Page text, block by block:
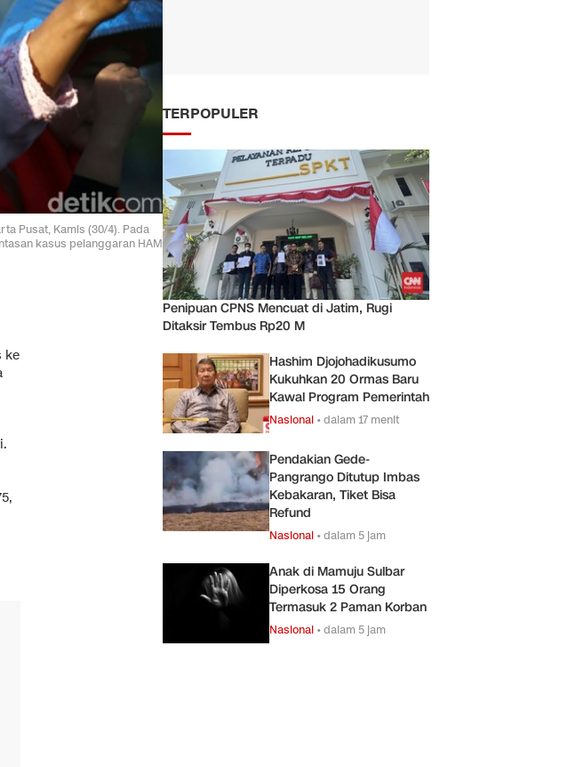
Pusat, Kamis (30/4). Pada
kasus pelanggaran HAM
ke
TERPOPULER
Penipuan CPNS Mencuat di Jatim, Rugi
Ditaksir Tembus Rp20 M
Hashim Djojohadikusumo
Kukuhkan 20 Ormas Baru
Kawal Program Pemerintah
Nasional •dalam 17 menit
Pendakian Gede-
Pangrango Ditutup Imbas
Kebakaran, Tiket Bisa
Refund
Nasional •dalam 5 jam
Anak di Mamuju Sulbar
Diperkosa 15 Orang
Termasuk 2 Paman Korban
Nasional •dalam 5 jam